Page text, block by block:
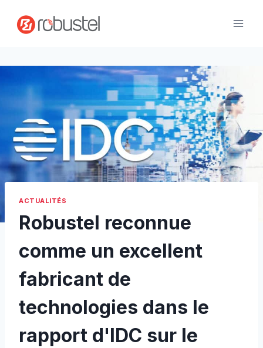
contenu
ACTUALITÉS
Robustel reconnue
comme un excellent
fabricant de
technologies dans le
rapport d'IDC sur le